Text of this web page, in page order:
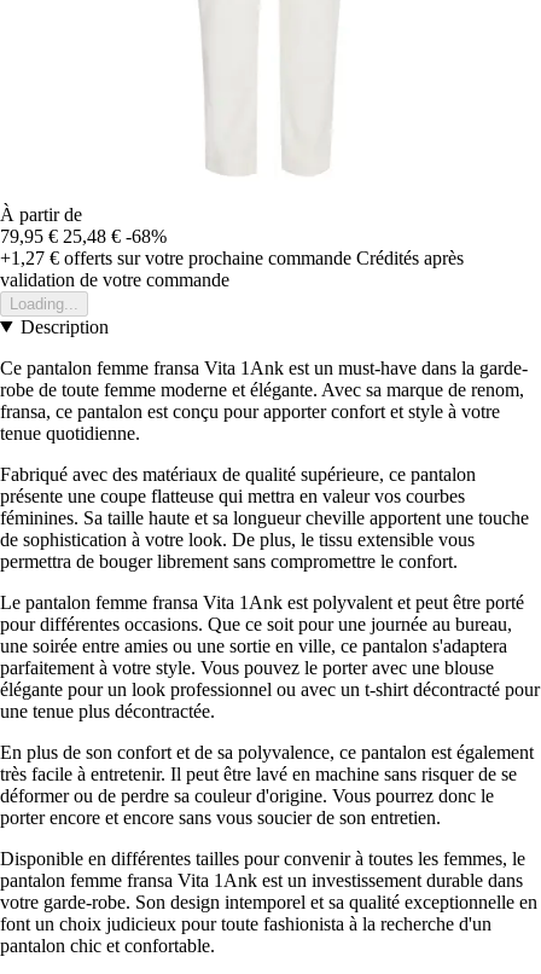
À partir de
79,95 € 25,48 € -68%
+1,27 € offerts sur votre prochaine commande Crédités après
validation de votre commande
Loading...
Description
Ce pantalon femme fransa Vita 1Ank est un must-have dans la garde-
robe de toute femme moderne et élégante. Avec sa marque de renom,
fransa, ce pantalon est conçu pour apporter confort et style à votre
tenue quotidienne.
Fabriqué avec des matériaux de qualité supérieure, ce pantalon
présente une coupe flatteuse qui mettra en valeur vos courbes
féminines. Sa taille haute et sa longueur cheville apportent une touche
de sophistication à votre look. De plus, le tissu extensible vous
permettra de bouger librement sans compromettre le confort.
Le pantalon femme fransa Vita 1Ank est polyvalent et peut être porté
pour différentes occasions. Que ce soit pour une journée au bureau,
une soirée entre amies ou une sortie en ville, ce pantalon s'adaptera
parfaitement à votre style. Vous pouvez le porter avec une blouse
élégante pour un look professionnel ou avec un t-shirt décontracté pour
une tenue plus décontractée.
En plus de son confort et de sa polyvalence, ce pantalon est également
très facile à entretenir. Il peut être lavé en machine sans risquer de se
déformer ou de perdre sa couleur d'origine. Vous pourrez donc le
porter encore et encore sans vous soucier de son entretien.
Disponible en différentes tailles pour convenir à toutes les femmes, le
pantalon femme fransa Vita 1Ank est un investissement durable dans
votre garde-robe. Son design intemporel et sa qualité exceptionnelle en
font un choix judicieux pour toute fashionista à la recherche d'un
pantalon chic et confortable.